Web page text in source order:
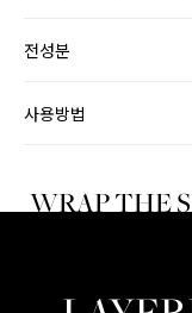
전성분
사용방법
WRAP THE